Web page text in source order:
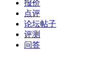
报价
点评
论坛帖子
评测
问答